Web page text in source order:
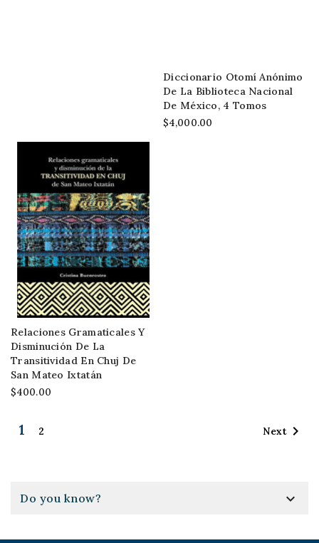
Diccionario Otomí Anónimo
De La Biblioteca Nacional
De México, 4 Tomos
$4,000.00
Relaciones Gramaticales Y
Disminución De La
Transitividad En Chuj De
San Mateo Ixtatán
$400.00
1 2 Next 
Do you know? 